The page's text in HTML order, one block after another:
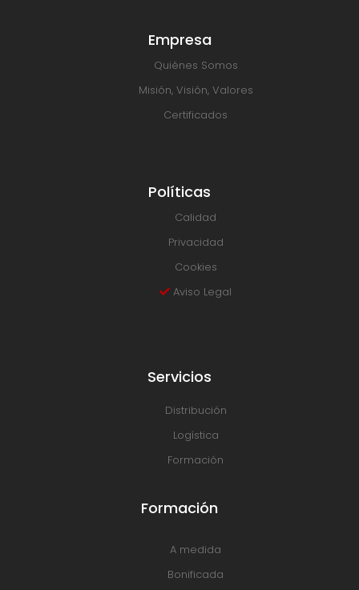
Empresa
Quiénes Somos
Misión, Visión, Valores
Certificados
Políticas
Calidad
Privacidad
Cookies
Aviso Legal
Servicios
Distribución
Logística
Formación
Formación
A medida
Bonificada